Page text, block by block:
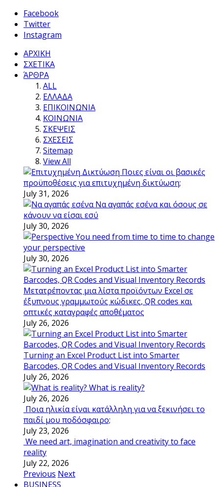
Facebook
Twitter
Instagram
ΑΡΧΙΚΗ
ΣΧΕΤΙΚΑ
ΆΡΘΡΑ
ALL
ΕΛΛΑΔΑ
ΕΠΙΚΟΙΝΩΝΙΑ
ΚΟΙΝΩΝΙΑ
ΣΚΕΨΕΙΣ
ΣΧΕΣΕΙΣ
Sitemap
View All
Ποιες είναι οι βασικές
προϋποθέσεις για επιτυχημένη δικτύωση;
July 31, 2026
Να αγαπάς εσένα και όσους σε
κάνουν να είσαι εσύ
July 30, 2026
You need from time to time to change
your perspective
July 30, 2026
Μετατρέποντας μια λίστα προϊόντων Excel σε
έξυπνους γραμμωτούς κώδικες, QR codes και
οπτικές καταγραφές αποθέματος
July 26, 2026
Turning an Excel Product List into Smarter
Barcodes, QR Codes and Visual Inventory Records
July 26, 2026
What is reality?
July 26, 2026
Ποια ηλικία είναι κατάλληλη για να ξεκινήσει το
παιδί μου ποδόσφαιρο;
July 23, 2026
We need art, imagination and creativity to face
reality
July 22, 2026
Previous Next
BUSINESS